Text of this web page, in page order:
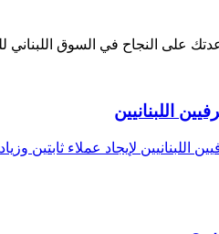
على النجاح في السوق اللبناني
اللبنانيين